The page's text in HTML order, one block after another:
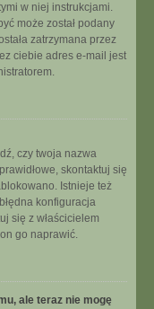
w niej instrukcjami.
może został podany
zatrzymana przez
ciebie adres e-mail jest
czy twoja nazwa
skontaktuj się
Istnieje też
konfiguracja
się z właścicielem
go naprawić.
ale teraz nie mogę